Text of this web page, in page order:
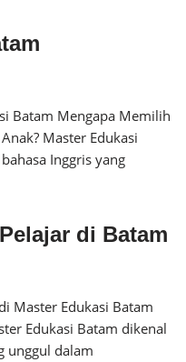
Batam Mengapa Memilih
Master Edukasi
Inggris yang
di Batam
Master Edukasi Batam
Edukasi Batam dikenal
unggul dalam